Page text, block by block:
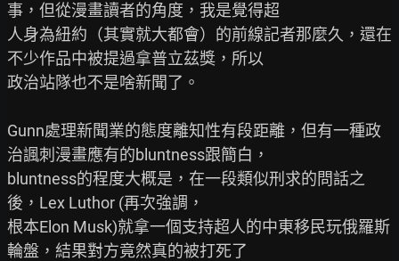
事，但從漫畫讀者的角度，我是覺得超
人身為紐約（其實就大都會）的前線記者那麼久，還在
不少作品中被提過拿普立茲獎，所以
政治站隊也不是啥新聞了。
Gunn處理新聞業的態度離知性有段距離，但有一種政
治諷刺漫畫應有的bluntness跟簡白，
bluntness的程度大概是，在一段類似刑求的問話之
後，Lex Luthor (再次強調，
根本Elon Musk)就拿一個支持超人的中東移民玩俄羅斯
輪盤，結果對方竟然真的被打死了